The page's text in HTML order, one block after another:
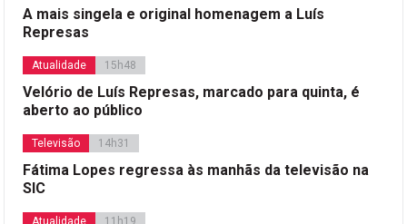
A mais singela e original homenagem a Luís
Represas
Atualidade 15h48
Velório de Luís Represas, marcado para quinta, é
aberto ao público
Televisão 14h31
Fátima Lopes regressa às manhãs da televisão na
SIC